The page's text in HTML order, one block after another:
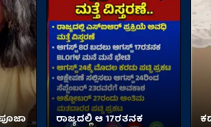
ರಾಜ್ಯದಲ್ಲಿ ಆ 17ರತನಕ